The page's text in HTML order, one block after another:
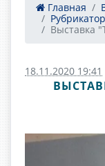
Главная
Выставка
18.11.2020 19:41